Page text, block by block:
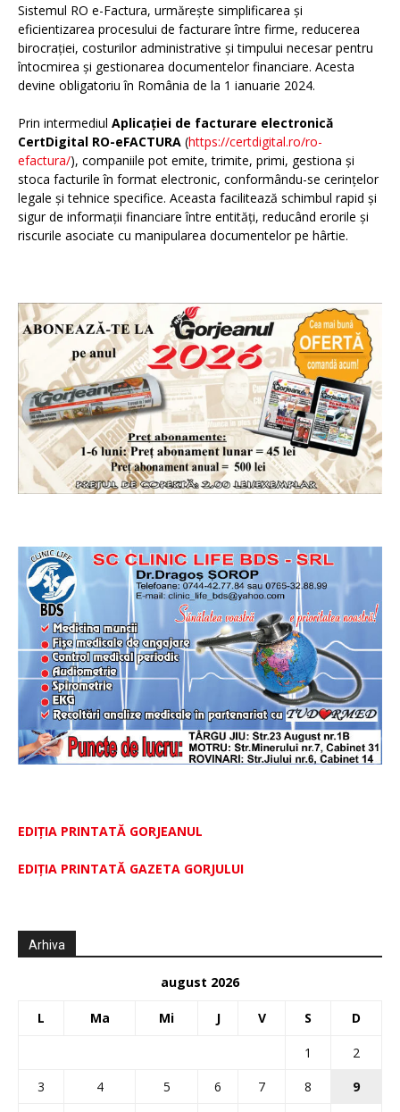
Sistemul RO e-Factura, urmărește simplificarea și
eficientizarea procesului de facturare între firme, reducerea
birocrației, costurilor administrative și timpului necesar pentru
întocmirea și gestionarea documentelor financiare. Acesta
devine obligatoriu în România de la 1 ianuarie 2024.
Prin intermediul Aplicației de facturare electronică
CertDigital RO-eFACTURA (https://certdigital.ro/ro-
efactura/), companiile pot emite, trimite, primi, gestiona și
stoca facturile în format electronic, conformându-se cerințelor
legale și tehnice specifice. Aceasta facilitează schimbul rapid și
sigur de informații financiare între entități, reducând erorile și
riscurile asociate cu manipularea documentelor pe hârtie.
EDIȚIA PRINTATĂ GORJEANUL
EDIŢIA PRINTATĂ GAZETA GORJULUI
Arhiva
august 2026
L Ma Mi J V S D
1
2
3
4 5 6 7 8 9